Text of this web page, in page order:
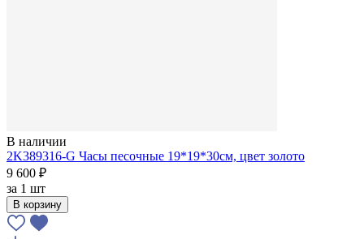
В наличии
2K389316-G Часы песочные 19*19*30см, цвет золото
9 600 ₽
за 1 шт
В корзину